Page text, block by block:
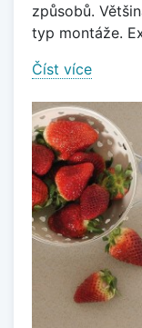
způsobů.
typ montáže.
Číst více